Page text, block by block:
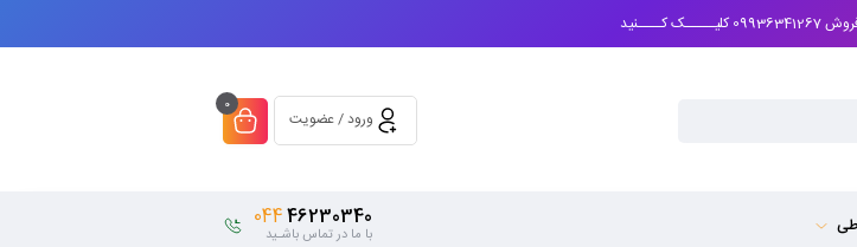
کــــنید
ورود / عضویت
0
46230340
044
با ما در تماس باشـید